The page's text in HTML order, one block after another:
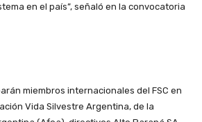
en el país”, señaló en la convocatoria
miembros internacionales del FSC en
Vida Silvestre Argentina, de la